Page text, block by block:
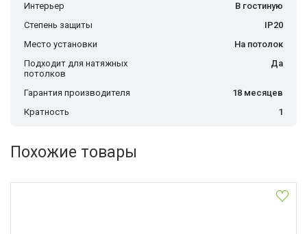
Интерьер
В гостиную
Степень защиты
IP20
Место установки
На потолок
Подходит для натяжных
потолков
Да
Гарантия производителя
18 месяцев
Кратность
1
Похожие товары